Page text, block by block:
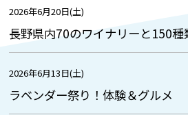
2026年6月20日(土)
長野県内70のワイナリーと150
2026年6月13日(土)
ラベンダー祭り！体験＆グルメ